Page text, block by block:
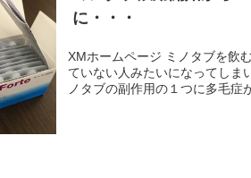
に・・・
XMホームページ ミノタブを飲むと頭脂の分泌が活発になり、朝シャンをしないと夕方髪が風呂に入っ
ていない人みたいになってしまいます コタツを愛用しているので、その影響もあるか
ノタブの副作用の１つに多毛症